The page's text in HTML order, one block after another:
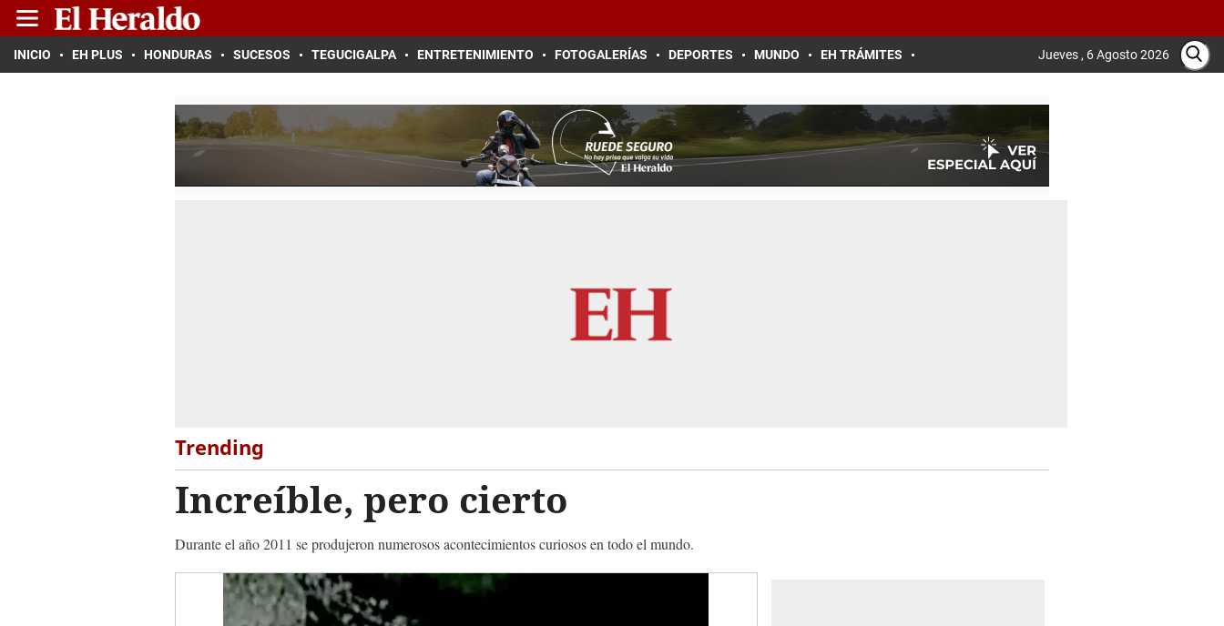
INICIO EH PLUS HONDURAS SUCESOS TEGUCIGALPA ENTRETENIMIENTO FOTOGALERÍAS DEPORTES MUNDO EH TRÁMITES Jueves , 6 Agosto 2026
Trending
Increíble, pero cierto
Durante el año 2011 se produjeron numerosos acontecimientos curiosos en todo el mundo.